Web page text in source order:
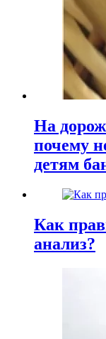
На
почему
детям
Как
анализ?